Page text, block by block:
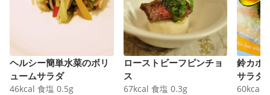
ヘルシー簡単水菜のボリ
ュームサラダ
46kcal 食塩 0.5g
ローストビーフピンチョ
ス
67kcal 食塩 0.3g
鈴カボ
サラダ
60kcal